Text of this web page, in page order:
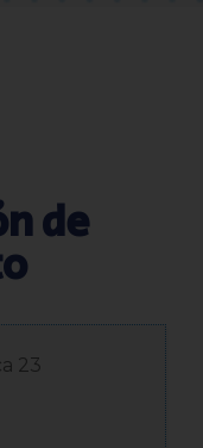
de
23